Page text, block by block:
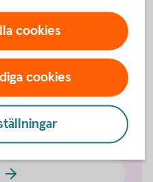
cookies
cookies